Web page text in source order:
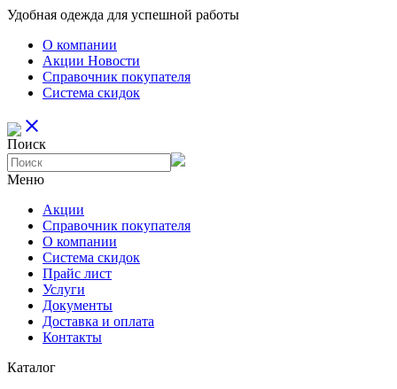
Удобная одежда для успешной работы
О компании
Aкции Новости
Справочник покупателя
Система скидок
close
Поиск
Меню
Aкции
Справочник покупателя
О компании
Система скидок
Прайс лист
Услуги
Документы
Доставка и оплата
Контакты
Каталог